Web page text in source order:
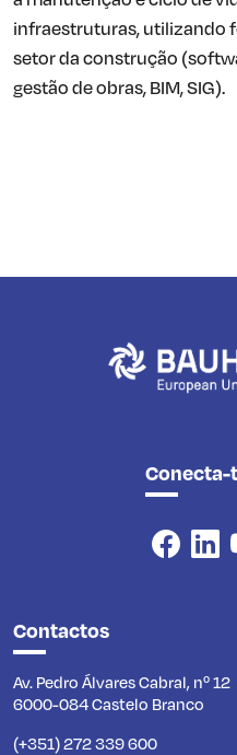
infraestruturas, utilizando
setor da construção
gestão de obras, BIM, SIG).
Conecta-
Contactos
Av. Pedro Álvares Cabral, nº 12
6000-084 Castelo Branco
(+351) 272 339 600